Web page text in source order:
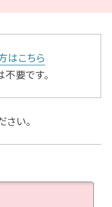
はこちら
要です。
い。